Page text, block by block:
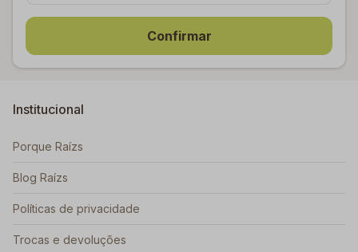
Confirmar
Institucional
Porque Raízs
Blog Raízs
Políticas de privacidade
Trocas e devoluções